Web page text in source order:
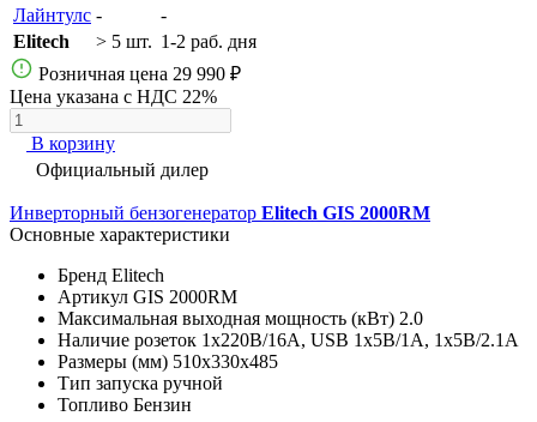
Лайнтулс -
-
Elitech
> 5 шт. 1-2 раб. дня
Розничная цена 29 990 ₽
Цена указана с НДС 22%
В корзину
Официальный дилер
Инверторный бензогенератор Elitech GIS 2000RМ
Основные характеристики
Бренд Elitech
Артикул GIS 2000RМ
Максимальная выходная мощность (кВт) 2.0
Наличие розеток 1х220В/16A, USB 1х5В/1А, 1х5В/2.1А
Размеры (мм) 510х330х485
Тип запуска ручной
Топливо Бензин